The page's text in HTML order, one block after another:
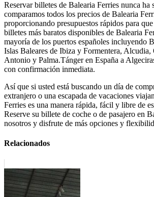
Reservar billetes de Balearia Ferries nunca ha
comparamos todos los precios de Balearia
proporcionando presupuestos rápidos para
billetes más baratos disponibles de Balearia
mayoría de los puertos españoles incluyendo
Islas Baleares de Ibiza y Formentera, Alcudia,
Antonio y Palma.Tánger en España a
con confirmación inmediata.
Así que si usted está buscando un día de
extranjero o una escapada de vacaciones
Ferries es una manera rápida, fácil y libre de
Reserve su billete de coche o de pasajero en
nosotros y disfrute de más opciones y
Relacionados